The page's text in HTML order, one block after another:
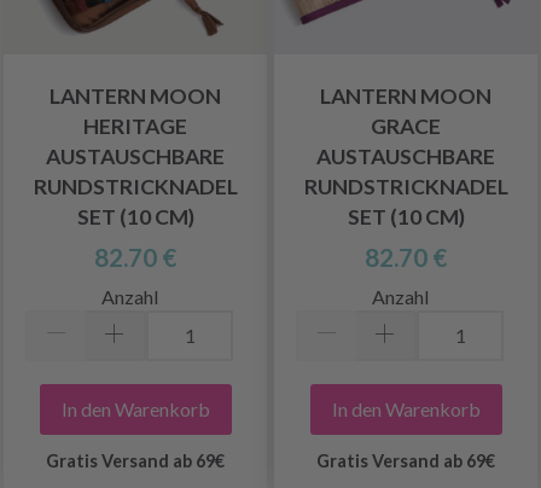
LANTERN MOON
HERITAGE
AUSTAUSCHBARE
RUNDSTRICKNADEL
SET (10 CM)
82.70 €
Anzahl
In den Warenkorb
Gratis Versand ab 69€
LANTERN MOON
GRACE
AUSTAUSCHBARE
RUNDSTRICKNADEL
SET (10 CM)
82.70 €
Anzahl
In den Warenkorb
Gratis Versand ab 69€